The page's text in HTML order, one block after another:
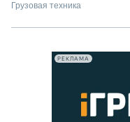
Грузовая техника
РЕКЛАМА